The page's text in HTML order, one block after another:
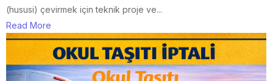
(hususi) çevirmek için teknik proje ve...
Read More